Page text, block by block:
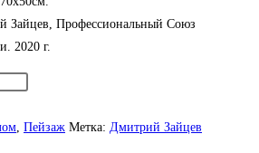
Зайцев, Профессиональный Союз
2020 г.
Пейзаж Метка: Дмитрий Зайцев